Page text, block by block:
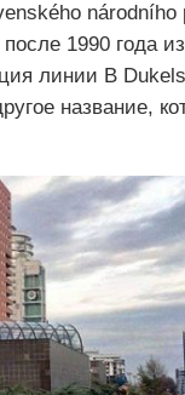
1990 года
линии B
название,